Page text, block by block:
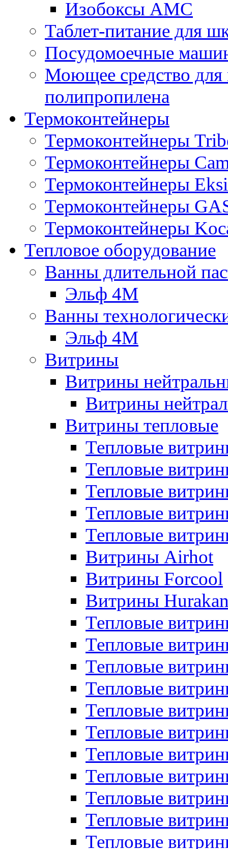
Изобоксы AMC
Таблет-питание для
Посудомоечные
Моющее средство для
полипропилена
Термоконтейнеры
Термоконтейнеры
Термоконтейнеры
Термоконтейнеры Eksi
Термоконтейнеры
Термоконтейнеры
Тепловое оборудование
Ванны длительной
Эльф 4М
Ванны
Эльф 4М
Витрины
Витрины
Витрины
Витрины тепловые
Тепловые
Тепловые
Тепловые
Тепловые
Тепловые
Витрины Airhot
Витрины Forcool
Витрины
Тепловые
Тепловые
Тепловые
Тепловые
Тепловые
Тепловые
Тепловые
Тепловые
Тепловые
Тепловые
Тепловые